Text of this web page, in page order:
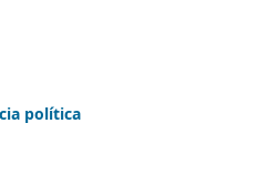
política